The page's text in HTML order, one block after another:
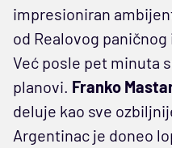
impresioniran
od Realovog
Već posle pet minuta
planovi. Franko
deluje kao sve
Argentinac je doneo